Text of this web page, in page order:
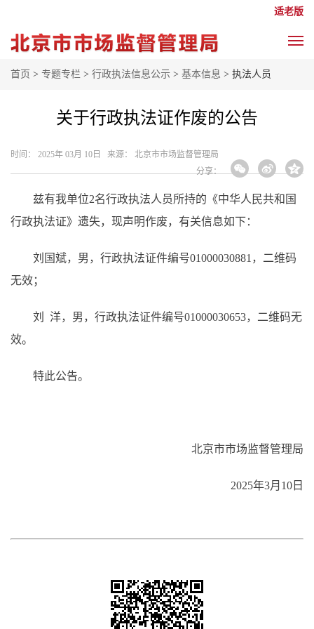
适老版
首页 > 专题专栏 > 行政执法信息公示 > 基本信息 > 执法人员
关于行政执法证作废的公告
时间： 2025年 03月 10日 来源： 北京市市场监督管理局
分享：
兹有我单位2名行政执法人员所持的《中华人民共和国
行政执法证》遗失，现声明作废，有关信息如下：
刘国斌，男，行政执法证件编号01000030881，二维码
无效；
刘 洋，男，行政执法证件编号01000030653，二维码无
效。
特此公告。
北京市市场监督管理局
2025年3月10日